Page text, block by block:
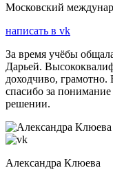
Московский
написать в vk
За время учёбы
Дарьей.
доходчиво,
спасибо за
решении.
Александра Клюева